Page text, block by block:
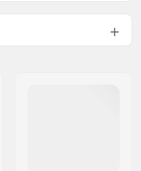
Unisex
Softcap